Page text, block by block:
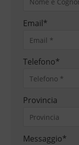
Email*
Telefono*
Provincia
Messaggio*